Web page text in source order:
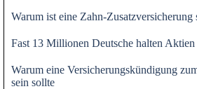
Warum ist eine Zahn-Zusatzversicherung
Fast 13 Millionen Deutsche halten Aktien
Warum eine Versicherungskündigung
sein sollte